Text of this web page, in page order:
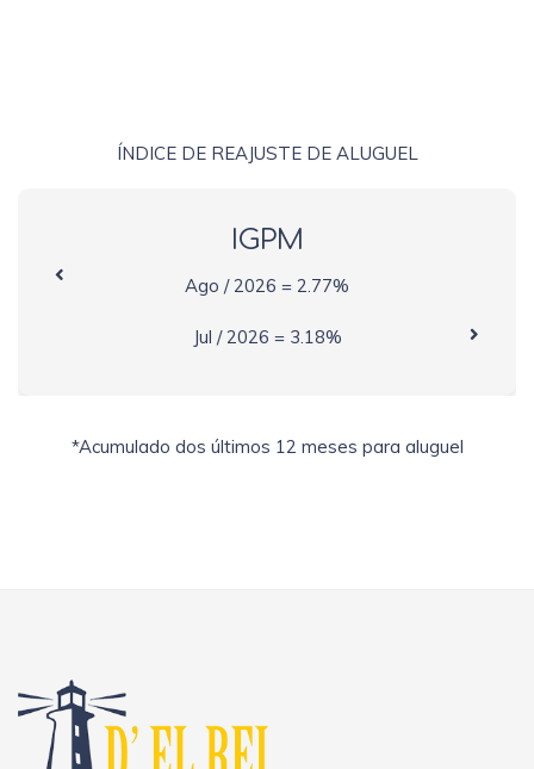
ÍNDICE DE REAJUSTE DE ALUGUEL
IGPM
Ago / 2026 = 2.77%
Jul / 2026 = 3.18%
*Acumulado dos últimos 12 meses para aluguel